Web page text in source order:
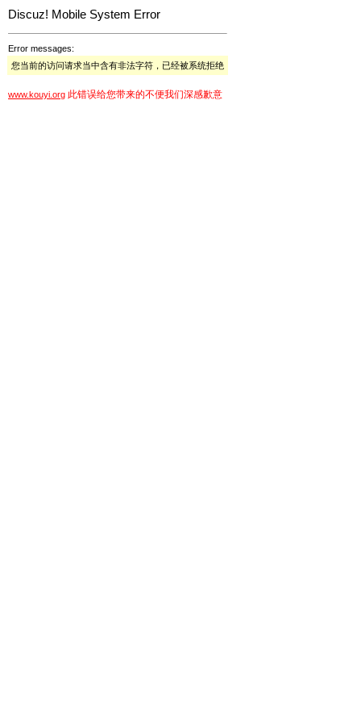
Discuz! Mobile System Error
Error messages:
您当前的访问请求当中含有非法字符，已经被系统拒绝
www.kouyi.org 此错误给您带来的不便我们深感歉意